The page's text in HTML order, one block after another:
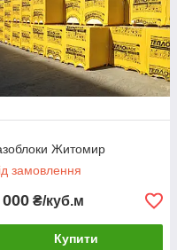
Житомир
замовлення
₴/куб.м
Купити